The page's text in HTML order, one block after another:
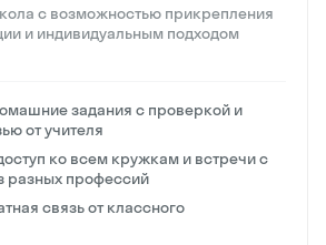
с возможностью прикрепления
и индивидуальным подходом
задания с проверкой и
от учителя
ко всем кружкам и встречи с
разных профессий
связь от классного